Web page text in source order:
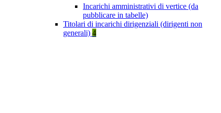
Incarichi amministrativi di vertice (da
pubblicare in tabelle)
Titolari di incarichi dirigenziali (dirigenti non
generali) 4